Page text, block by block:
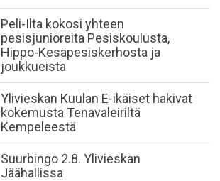
Peli-Ilta kokosi yhteen
pesisjunioreita Pesiskoulusta,
Hippo-Kesäpesiskerhosta ja
joukkueista
​Ylivieskan Kuulan E-ikäiset hakivat
kokemusta Tenavaleiriltä
Kempeleestä
Suurbingo 2.8. Ylivieskan
Jäähallissa